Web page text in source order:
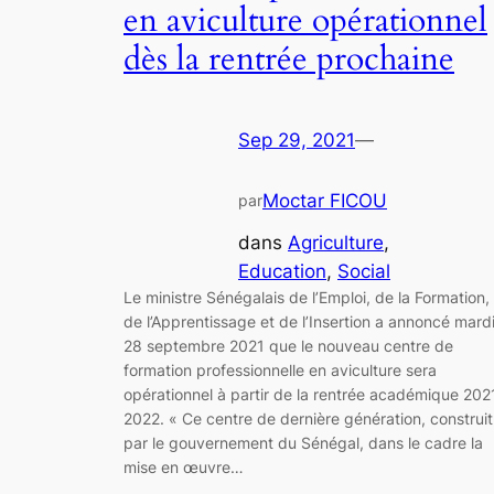
en aviculture opérationnel
dès la rentrée prochaine
Sep 29, 2021—
parMoctar FICOU
dans Agriculture
Education, Social
Le ministre Sénégalais de l’Emploi, de la Formation,
de l’Apprentissage et de l’Insertion a annoncé mardi
28 septembre 2021 que le nouveau centre de
formation professionnelle en aviculture sera
opérationnel à partir de la rentrée académique
2022. « Ce centre de dernière génération, construit
par le gouvernement du Sénégal, dans le cadre la
mise en œuvre…